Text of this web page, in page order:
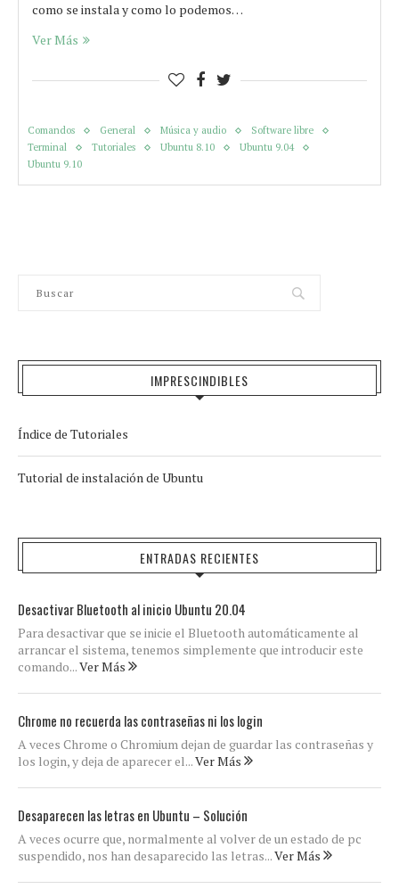
como se instala y como lo podemos…
Ver Más
Comandos General Música y audio
Software libre
Terminal
Tutoriales Ubuntu 8.10
Ubuntu 9.04
Ubuntu 9.10
IMPRESCINDIBLES
Índice de Tutoriales
Tutorial de instalación de Ubuntu
ENTRADAS RECIENTES
Desactivar Bluetooth al inicio Ubuntu 20.04
Para desactivar que se inicie el Bluetooth automáticamente al
arrancar el sistema, tenemos simplemente que introducir este
comando...Ver Más
Chrome no recuerda las contraseñas ni los login
A veces Chrome o Chromium dejan de guardar las contraseñas y
los login, y deja de aparecer el...Ver Más
Desaparecen las letras en Ubuntu – Solución
A veces ocurre que, normalmente al volver de un estado de pc
suspendido, nos han desaparecido las letras...Ver Más